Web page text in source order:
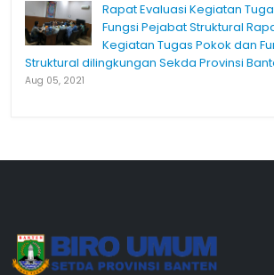
Rapat Evaluasi Kegiatan
Fungsi Pejabat Struktural
Kegiatan Tugas Pokok dan
Struktural dilingkungan Sekda Provinsi
Aug 05, 2021